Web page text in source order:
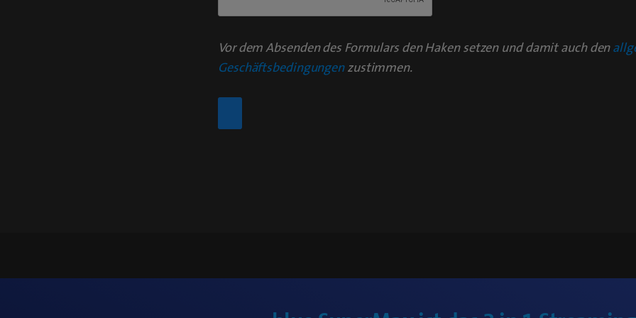
Vor dem Absenden des Formulars den Haken setzen und damit auch den
Geschäftsbedingungenzustimmen.